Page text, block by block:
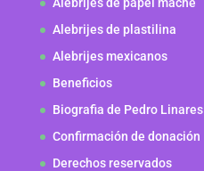
Alebrijes de plastilina
Alebrijes mexicanos
Beneficios
Biografia de Pedro Linares
Confirmación de donación
Derechos reservados